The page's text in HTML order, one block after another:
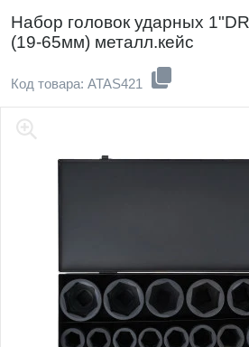
Набор головок ударных
(19-65мм) металл.кейс
Код товара: ATAS421